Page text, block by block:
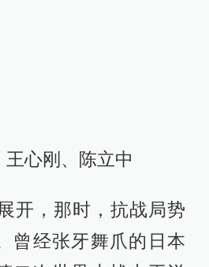
心刚、陈立中
开，那时，抗战局势
曾经张牙舞爪的日本